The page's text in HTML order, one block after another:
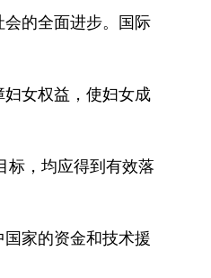
的全面进步。国际
女权益，使妇女成
，均应得到有效落
家的资金和技术援